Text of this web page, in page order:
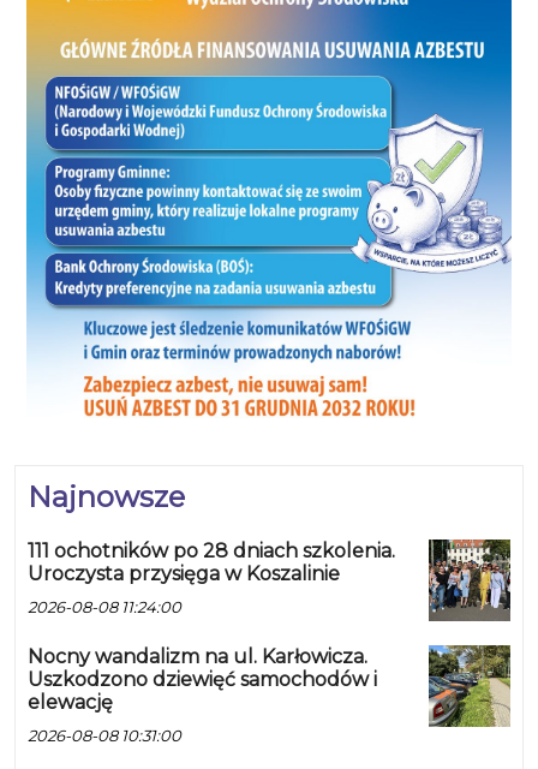
Najnowsze
111 ochotników po 28 dniach szkolenia.
Uroczysta przysięga w Koszalinie
2026-08-08 11:24:00
Nocny wandalizm na ul. Karłowicza.
Uszkodzono dziewięć samochodów i
elewację
2026-08-08 10:31:00